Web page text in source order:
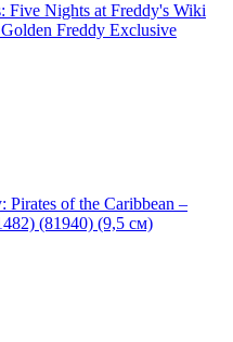
Five Nights at Freddy's Wiki
Freddy Exclusive
of the Caribbean –
(81940) (9,5 см)